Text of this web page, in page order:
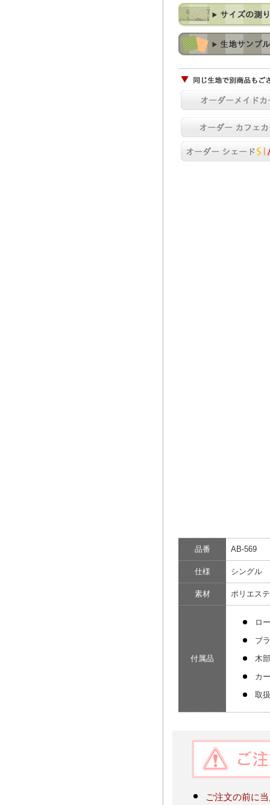
品番 AB-569
仕様 シングル
素材 ポリエス
付属品
ロ
ブ
木
カ
取
ご注文の前に